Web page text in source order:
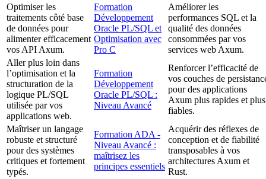
Optimiser les
traitements côté base
de données pour
alimenter efficacement
vos API Axum.
Formation
Développement
Oracle PL/SQL et
Optimisation avec
Pro C
Améliorer les
performances SQL et la
qualité des données
consommées par vos
services web Axum.
Aller plus loin dans
l’optimisation et la
structuration de la
logique PL/SQL
utilisée par vos
applications web.
Formation
Développement
Oracle PL/SQL :
Niveau Avancé
Renforcer l’efficacité de
vos couches de
pour des applications
Axum plus rapides et plus
fiables.
Maîtriser un langage
robuste et structuré
pour des systèmes
critiques et fortement
typés.
Formation ADA -
Niveau Avancé :
maîtrisez les
principes essentiels
Acquérir des réflexes de
conception et de fiabilité
transposables à vos
architectures Axum et
Rust.